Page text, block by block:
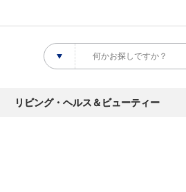
リビング・ヘルス＆ビューティー